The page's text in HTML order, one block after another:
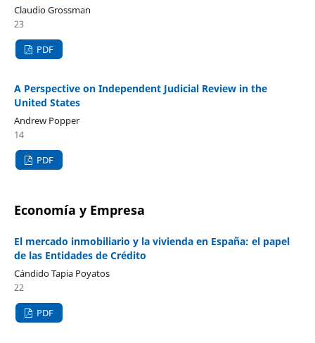
Claudio Grossman
23
PDF
A Perspective on Independent Judicial Review in the
United States
Andrew Popper
14
PDF
Economía y Empresa
El mercado inmobiliario y la vivienda en España: el papel
de las Entidades de Crédito
Cándido Tapia Poyatos
22
PDF